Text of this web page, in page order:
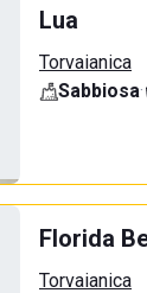
Lua
Torvaianica
Sabbiosa·
Florida
Torvaianica